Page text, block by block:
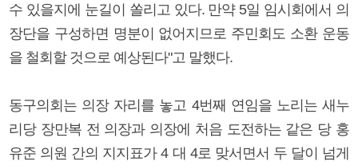
수 있을지에 눈길이 쏠리고 있다. 만약 5일 임시회에서 의
장단을 구성하면 명분이 없어지므로 주민회도 소환 운동
을 철회할 것으로 예상된다"고 말했다.
동구의회는 의장 자리를 놓고 4번째 연임을 노리는 새누
리당 장만복 전 의장과 의장에 처음 도전하는 같은 당 홍
유준 의원 간의 지지표가 4 대 4로 맞서면서 두 달이 넘게